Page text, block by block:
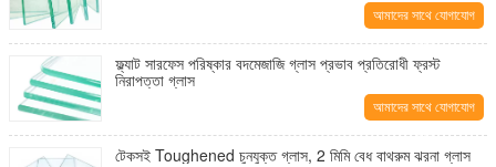
আমাদের সাথে যোগাযোগ
করুন
ফ্ল্যাট সারফেস পরিষ্কার বদমেজাজি গ্লাস প্রভাব প্রতিরোধী ফ্রস্ট
নিরাপত্তা গ্লাস
আমাদের সাথে যোগাযোগ
করুন
টেকসই Toughened চুনযুক্ত গ্লাস, 2 মিমি বেধ বাথরুম ঝরনা গ্লাস